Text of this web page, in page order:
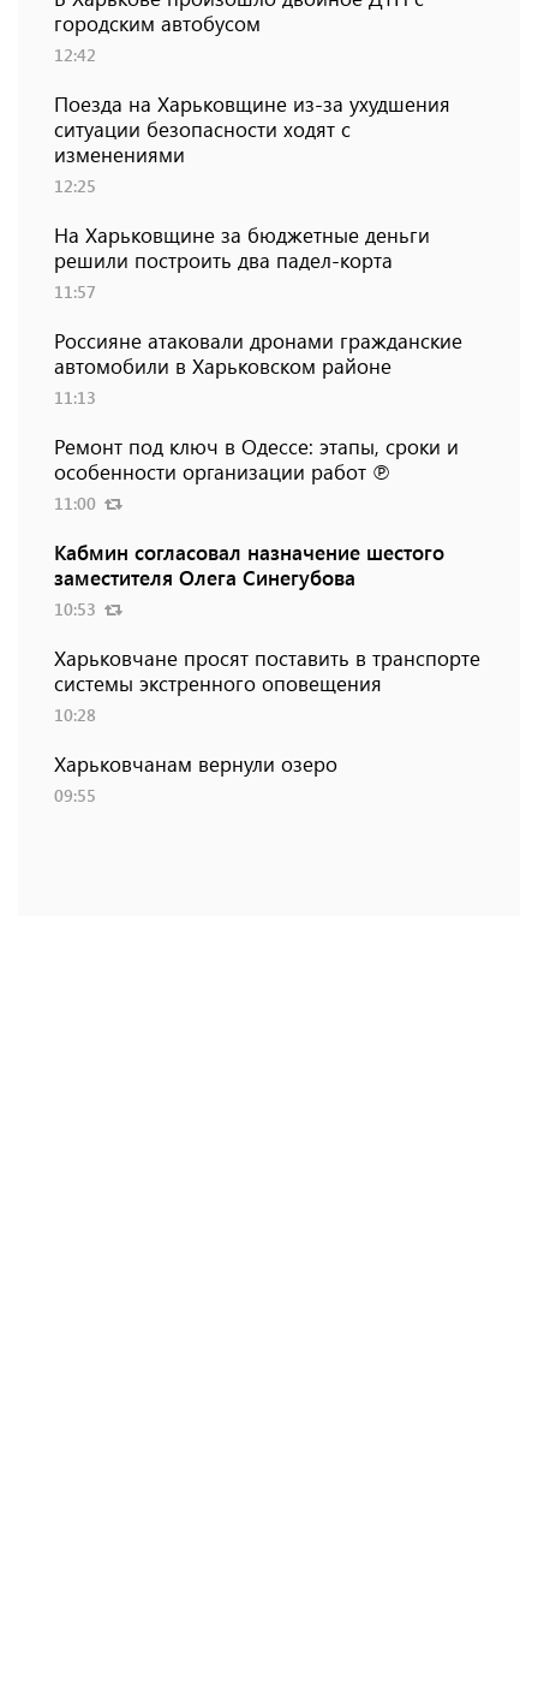
городским автобусом
12:42
Поезда на Харьковщине из-за ухудшения
ситуации безопасности ходят с
изменениями
12:25
На Харьковщине за бюджетные деньги
решили построить два падел-корта
11:57
Россияне атаковали дронами гражданские
автомобили в Харьковском районе
11:13
Ремонт под ключ в Одессе: этапы, сроки и
особенности организации работ ℗
11:00
Кабмин согласовал назначение шестого
заместителя Олега Синегубова
10:53
Харьковчане просят поставить в транспорте
системы экстренного оповещения
10:28
Харьковчанам вернули озеро
09:55